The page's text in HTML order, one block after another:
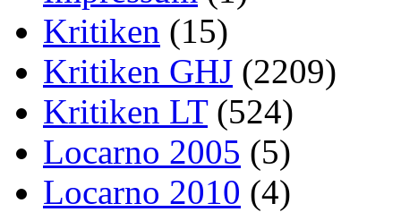
Kritiken (15)
Kritiken GHJ (2209)
Kritiken LT(524)
Locarno 2005 (5)
Locarno 2010 (4)